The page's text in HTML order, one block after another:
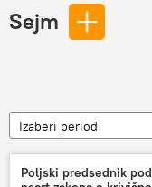
Sejm
Izaberi period
Poljski predsednik